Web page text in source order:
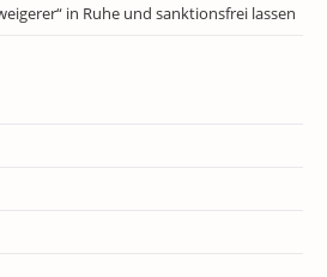
in Ruhe und sanktionsfrei lassen